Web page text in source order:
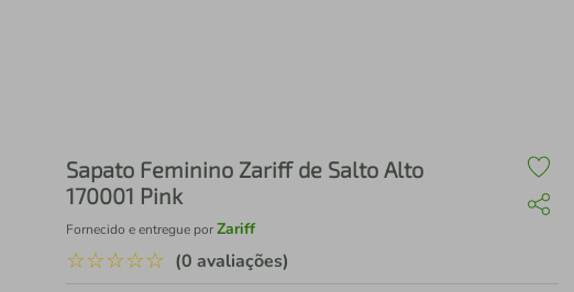
Sapato Feminino Zariff de Salto Alto
170001 Pink
Fornecido e entregue porZariff
☆☆☆☆☆ (0 avaliações)